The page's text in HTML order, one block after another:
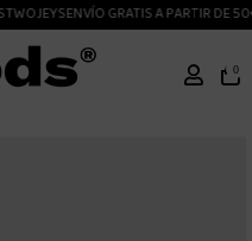
TWOJEYSENVÍO GRATIS A PARTIR DE 50€
0